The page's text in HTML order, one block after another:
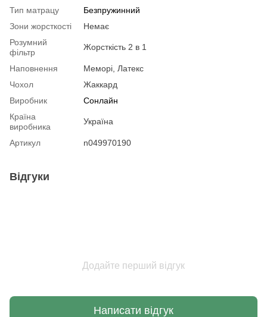
Тип матрацу
Безпружинний
Зони жорсткості
Немає
Розумний
фільтр
Жорсткість 2 в 1
Наповнення
Меморі, Латекс
Чохол
Жаккард
Виробник
Сонлайн
Країна
виробника
Україна
Артикул n049970190
Відгуки
Додайте перший відгук
Написати відгук